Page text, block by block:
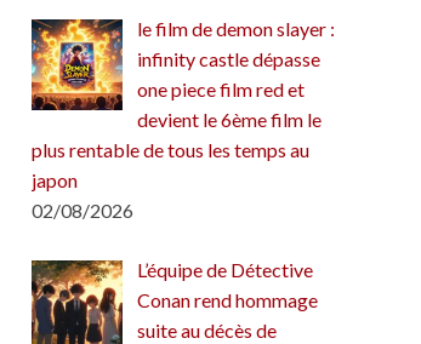
le film de demon slayer :
infinity castle dépasse
one piece film red et
devient le 6ème film le
plus rentable de tous les temps au
japon
02/08/2026
L’équipe de Détective
Conan rend hommage
suite au décès de